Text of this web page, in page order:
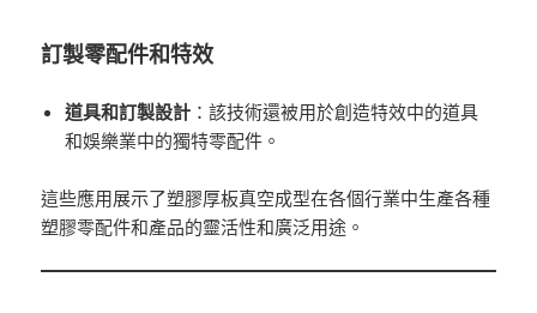
訂製零配件和特效
道具和訂製設計 ：該技術還被用於創造特效中的道具
和娛樂業中的獨特零配件。
這些應用展示了塑膠厚板真空成型在各個行業中生產各種
塑膠零配件和產品的靈活性和廣泛用途。